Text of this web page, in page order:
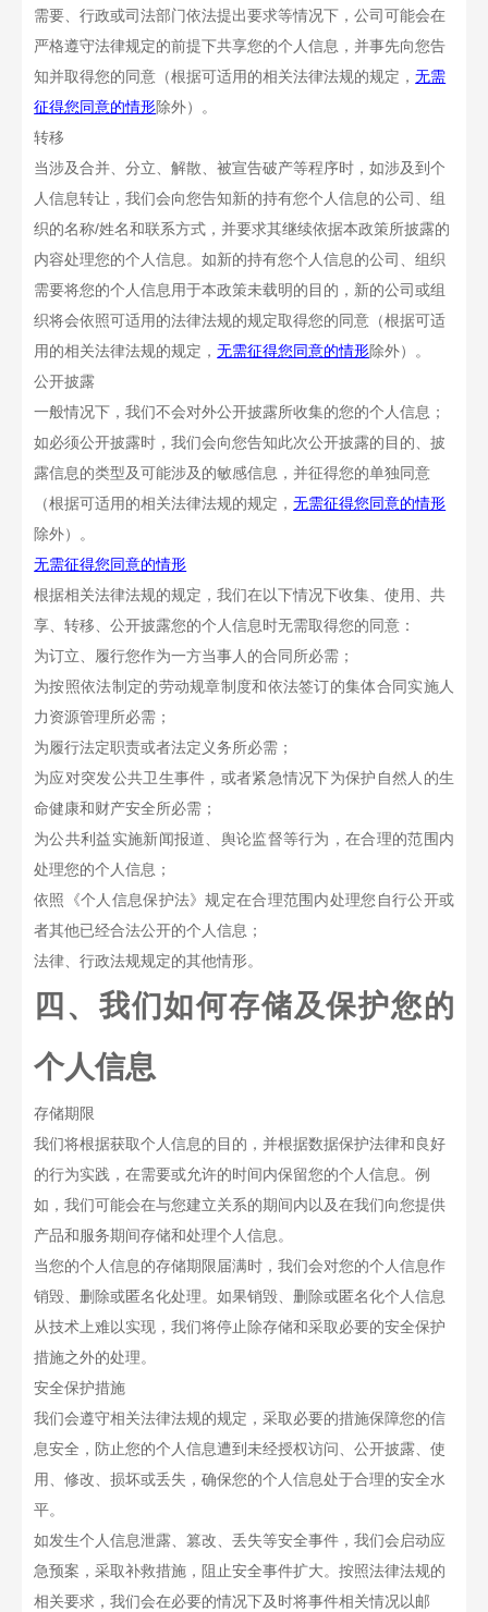
需要、行政或司法部门依法提出要求等情况下，公司可能会在
严格遵守法律规定的前提下共享您的个人信息，并事先向您告
知并取得您的同意（根据可适用的相关法律法规的规定，无需
征得您同意的情形除外）。
转移
当涉及合并、分立、解散、被宣告破产等程序时，如涉及到个
人信息转让，我们会向您告知新的持有您个人信息的公司、组
织的名称/姓名和联系方式，并要求其继续依据本政策所披露的
内容处理您的个人信息。如新的持有您个人信息的公司、组织
需要将您的个人信息用于本政策未载明的目的，新的公司或组
织将会依照可适用的法律法规的规定取得您的同意（根据可适
用的相关法律法规的规定，无需征得您同意的情形除外）。
公开披露
一般情况下，我们不会对外公开披露所收集的您的个人信息；
如必须公开披露时，我们会向您告知此次公开披露的目的、披
露信息的类型及可能涉及的敏感信息，并征得您的单独同意
（根据可适用的相关法律法规的规定，无需征得您同意的情形
除外）。
无需征得您同意的情形
根据相关法律法规的规定，我们在以下情况下收集、使用、共
享、转移、公开披露您的个人信息时无需取得您的同意：
为订立、履行您作为一方当事人的合同所必需；
为按照依法制定的劳动规章制度和依法签订的集体合同实施人
力资源管理所必需；
为履行法定职责或者法定义务所必需；
为应对突发公共卫生事件，或者紧急情况下为保护自然人的生
命健康和财产安全所必需；
为公共利益实施新闻报道、舆论监督等行为，在合理的范围内
处理您的个人信息；
依照《个人信息保护法》规定在合理范围内处理您自行公开或
者其他已经合法公开的个人信息；
法律、行政法规规定的其他情形。
四、我们如何存储及保护您的
个人信息
存储期限
我们将根据获取个人信息的目的，并根据数据保护法律和良好
的行为实践，在需要或允许的时间内保留您的个人信息。例
如，我们可能会在与您建立关系的期间内以及在我们向您提供
产品和服务期间存储和处理个人信息。
当您的个人信息的存储期限届满时，我们会对您的个人信息作
销毁、删除或匿名化处理。如果销毁、删除或匿名化个人信息
从技术上难以实现，我们将停止除存储和采取必要的安全保护
措施之外的处理。
安全保护措施
我们会遵守相关法律法规的规定，采取必要的措施保障您的信
息安全，防止您的个人信息遭到未经授权访问、公开披露、使
用、修改、损坏或丢失，确保您的个人信息处于合理的安全水
平。
如发生个人信息泄露、篡改、丢失等安全事件，我们会启动应
急预案，采取补救措施，阻止安全事件扩大。按照法律法规的
相关要求，我们会在必要的情况下及时将事件相关情况以邮